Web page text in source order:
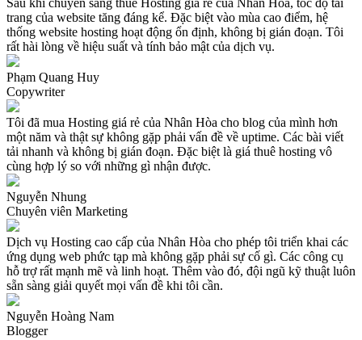
Thuê Hosting giá rẻ có an toàn không?
Mặc dù có chi phí thấp, hosting giá rẻ của Nhân Hòa vẫn đảm bảo
độ bảo mật cao nhờ vào hạ tầng đạt chuẩn quốc tế, các biện pháp
bảo vệ tiên tiến, và đội ngũ hỗ trợ chuyên nghiệp. Nhân Hòa đã
thành công trong việc bảo vệ hàng trăm website khỏi các vấn đề bảo
mật, giúp khách hàng yên tâm phát triển website mà không lo ngại
về rủi ro.
Thuê Hosting giá rẻ có bị giới hạn băng thông không?
Thông thường, hosting giá rẻ tại các nhà cung cấp uy tín (trong đó
có Nhân Hòa) không giới hạn băng thông. Điều này có nghĩa là
website của bạn có thể phục vụ nhiều lượt truy cập mà không phát
sinh thêm chi phí lưu lượng.
Mã nguồn mở Linux là gì?
Mã nguồn mở Linux là một hệ điều hành được phát triển và phát
hành với mã nguồn công khai, cho phép bất kỳ ai cũng có thể xem,
chỉnh sửa và phân phối lại mã nguồn của nó.
Dịch vụ Website Hosting Linux có gì khác biệt so với Windows
hosting?
Linux Hosting sử dụng hệ điều hành Linux, trong khi Windows
hosting sử dụng hệ điều hành Windows. Sự khác biệt này ảnh
hưởng đến các công nghệ mà chúng hỗ trợ:
- Linux hosting giá rẻ thường hỗ trợ các công nghệ mã nguồn mở
như PHP, MySQL, Python, Apache và các CMS phổ biến như
Sau khi chuyển sang thuê Hosting giá rẻ của Nhân Hòa, tốc độ tải
trang của website tăng đáng kể. Đặc biệt vào mùa cao điểm, hệ
thống website hosting hoạt động ổn định, không bị gián đoạn. Tôi
rất hài lòng về hiệu suất và tính bảo mật của dịch vụ.
Phạm Quang Huy
Copywriter
Tôi đã mua Hosting giá rẻ của Nhân Hòa cho blog của mình hơn
một năm và thật sự không gặp phải vấn đề về uptime. Các bài viết
tải nhanh và không bị gián đoạn. Đặc biệt là giá thuê hosting vô
cùng hợp lý so với những gì nhận được.
Nguyễn Nhung
Chuyên viên Marketing
Dịch vụ Hosting cao cấp của Nhân Hòa cho phép tôi triển khai các
ứng dụng web phức tạp mà không gặp phải sự cố gì. Các công cụ
hỗ trợ rất mạnh mẽ và linh hoạt. Thêm vào đó, đội ngũ kỹ thuật luôn
sẵn sàng giải quyết mọi vấn đề khi tôi cần.
Nguyễn Hoàng Nam
Blogger